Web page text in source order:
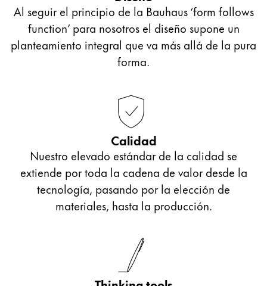
Al seguir el principio de la Bauhaus ‘form follows
function’ para nosotros el diseño supone un
planteamiento integral que va más allá de la pura
forma.
Calidad
Nuestro elevado estándar de la calidad se
extiende por toda la cadena de valor desde la
tecnología, pasando por la elección de
materiales, hasta la producción.